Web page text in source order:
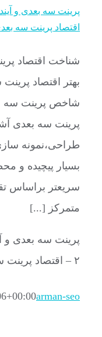
اقتصاد پرینت سه
شناخت اقتصاد
بهتر اقتصاد پرینت
شاخص پرینت سه
پرینت سه بعدی
طراحی،نمونه
بسیار پیچیده و
سریعتر براساس
متمرکز [...]
پرینت سه بعدی و
۲ – اقتصاد پرینت سه بعدی
arman-seo